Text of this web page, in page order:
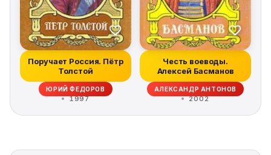
Поручает Россия. Пётр
Толстой
ЮРИЙ ФЕДОРОВ
1997
Честь воеводы.
Алексей Басманов
АЛЕКСАНДР АНТОНОВ
2002